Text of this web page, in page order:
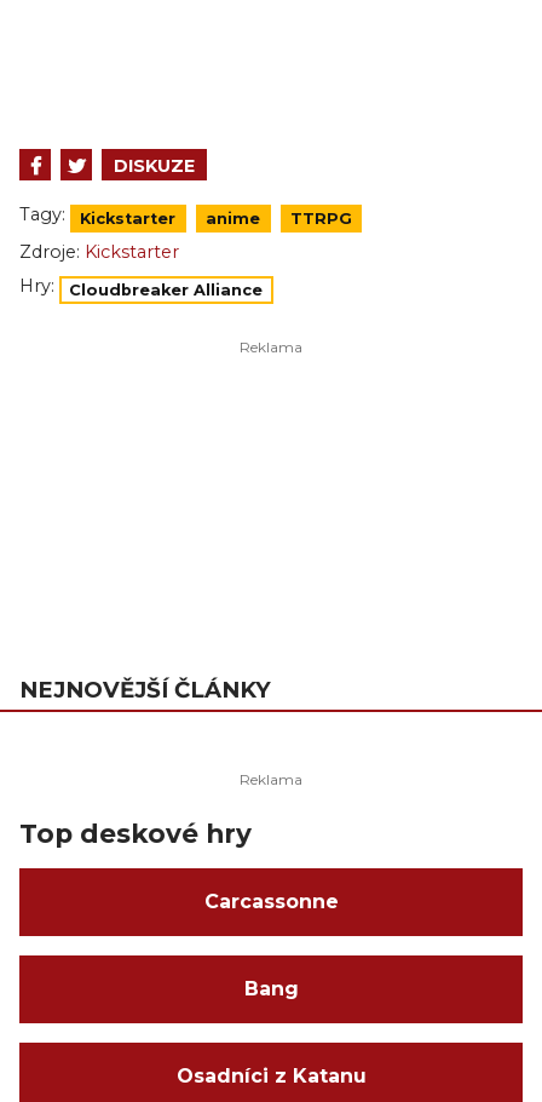
DISKUZE
Tagy: Kickstarter anime TTRPG
Zdroje: Kickstarter
Hry:
Cloudbreaker Alliance
NEJNOVĚJŠÍ ČLÁNKY
Top deskové hry
Carcassonne
Bang
Osadníci z Katanu